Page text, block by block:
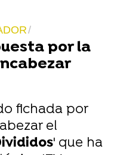
por la
fichada por
el
' que ha